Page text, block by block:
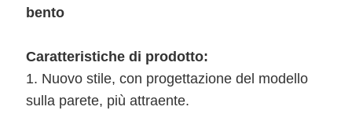
bento
Caratteristiche di prodotto:
1. Nuovo stile, con progettazione del modello
sulla parete, più attraente.